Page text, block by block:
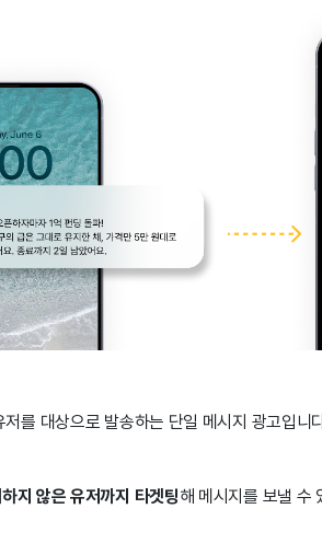
를 대상으로 발송하는 단일 메시지 광고입
지 않은 유저까지 타겟팅해 메시지를 보낼 수